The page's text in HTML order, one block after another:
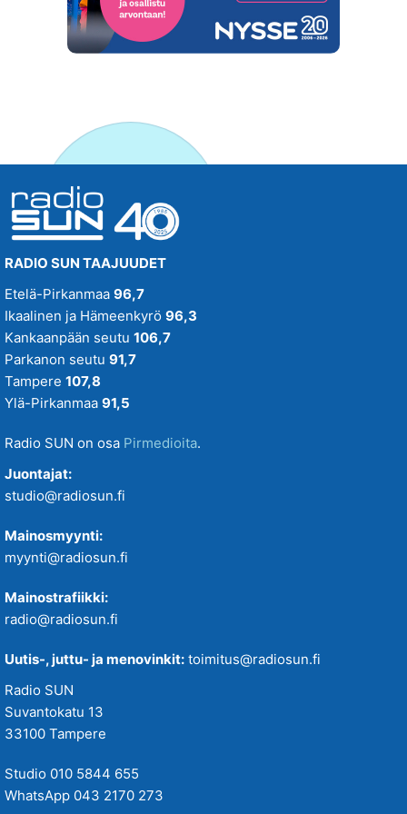
RADIO SUN TAAJUUDET
Etelä-Pirkanmaa 96,7
Ikaalinen ja Hämeenkyrö 96,3
Kankaanpään seutu 106,7
Parkanon seutu 91,7
Tampere 107,8
Ylä-Pirkanmaa 91,5
Radio SUN on osa Pirmedioita.
Juontajat:
studio@radiosun.fi
Mainosmyynti:
myynti@radiosun.fi
Mainostrafiikki:
radio@radiosun.fi
Uutis-, juttu- ja menovinkit: toimitus@radiosun.fi
Radio SUN
Suvantokatu 13
33100 Tampere
Studio 010 5844 655
WhatsApp 043 2170 273